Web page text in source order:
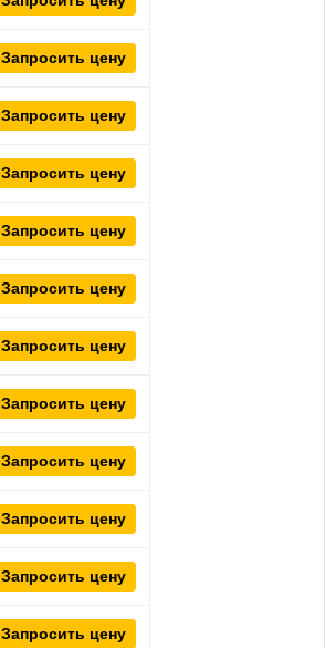
Запросить цену
Запросить цену
Запросить цену
Запросить цену
Запросить цену
Запросить цену
Запросить цену
Запросить цену
Запросить цену
Запросить цену
Запросить цену